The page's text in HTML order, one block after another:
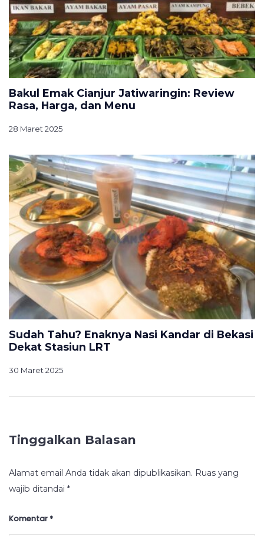
Bakul Emak Cianjur Jatiwaringin: Review
Rasa, Harga, dan Menu
28 Maret 2025
Sudah Tahu? Enaknya Nasi Kandar di Bekasi
Dekat Stasiun LRT
30 Maret 2025
Tinggalkan Balasan
Alamat email Anda tidak akan dipublikasikan. Ruas yang
wajib ditandai *
Komentar*